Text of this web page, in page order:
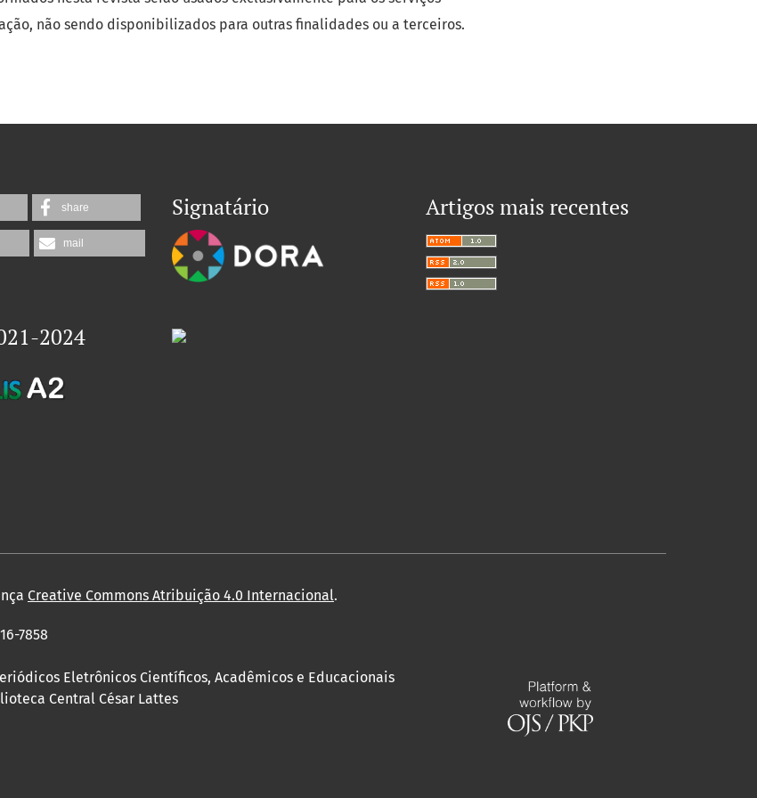
não sendo disponibilizados para outras finalidades ou a terceiros.
share
mail
Signatário Artigos mais recentes
2024
Creative Commons Atribuição 4.0 Internacional.
7858
Eletrônicos Científicos, Acadêmicos e Educacionais
Central César Lattes